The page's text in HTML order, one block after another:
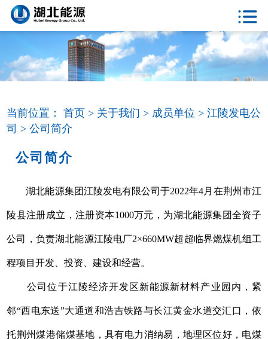
当前位置：首页 > 关于我们 > 成员单位 >江陵发电公
司 >公司简介
公司简介
湖北能源集团江陵发电有限公司于2022年4月在荆州市江
陵县注册成立，注册资本1000万元，为湖北能源集团全资子
公司，负责湖北能源江陵电厂2×660MW超超临界燃煤机组工
程项目开发、投资、建设和经营。
公司位于江陵经济开发区新能源新材料产业园内，紧
邻“西电东送”大通道和浩吉铁路与长江黄金水道交汇口，依
托荆州煤港储煤基地，具有电力消纳易，地理区位好，电煤